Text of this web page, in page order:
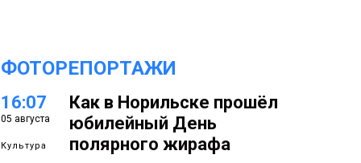
ФОТОРЕПОРТАЖИ
16:07
05 августа
Культура
Как в Норильске прошёл
юбилейный День
полярного жирафа